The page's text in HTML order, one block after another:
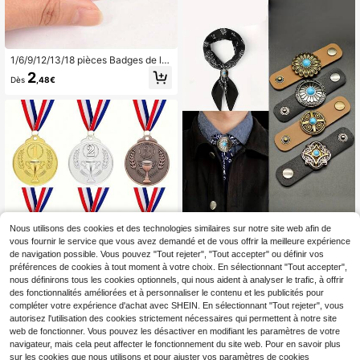
1/6/9/12/13/18 pièces Badges de la
future mariée - Design exquis en m
étal et papier, convient pour la déco
age, les cadeaux de la fête de célib
ataire et les cadeaux de la douche
nuptiale, la décoration de la fête de
célibataire | Décoration de fête | De
sign de badge exquis, décoration de
la fête de célibataire
Dès 2,48€
Médailles en métal Or/Argent/Bronz
e, médailles de champion de compé
tition sportive avec sangle de cou,
convenant aux événements sportifs
et aux cadeaux de fête, fournitures
pour rencontres sportives scolaires,
design gaufré, assorties à un cordo
5,98€
2autres vendeurs
1 pièce Pince à foulard de style occ
idental, Anneau de cravate, Boucle
de foulard, Agrafe coulissante et An
neau fixe - Accessoire décoratif mu
ltifonctionnel rétro, Convient pour le
s accessoires de cravate pour hom
mes, Attache-foulard, Boucle de mo
de
3,18€
1autres vendeurs
Nous utilisons des cookies et des technologies similaires sur notre site web afin de
vous fournir le service que vous avez demandé et de vous offrir la meilleure expérience
de navigation possible. Vous pouvez "Tout rejeter", "Tout accepter" ou définir vos
préférences de cookies à tout moment à votre choix. En sélectionnant "Tout accepter",
nous définirons tous les cookies optionnels, qui nous aident à analyser le trafic, à offrir
des fonctionnalités améliorées et à personnaliser le contenu et les publicités pour
compléter votre expérience d'achat avec SHEIN. En sélectionnant "Tout rejeter", vous
autorisez l'utilisation des cookies strictement nécessaires qui permettent à notre site
web de fonctionner. Vous pouvez les désactiver en modifiant les paramètres de votre
navigateur, mais cela peut affecter le fonctionnement du site web. Pour en savoir plus
sur les cookies que nous utilisons et pour ajuster vos paramètres de cookies